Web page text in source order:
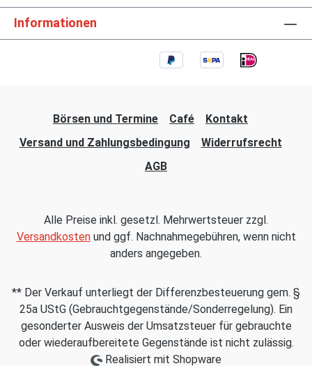
Informationen
Börsen und Termine Café
Kontakt
Versand und Zahlungsbedingung
Widerrufsrecht
AGB
Alle Preise inkl. gesetzl. Mehrwertsteuer zzgl.
Versandkostenund ggf. Nachnahmegebühren, wenn nicht
anders angegeben.
** Der Verkauf unterliegt der Differenzbesteuerung gem. §
25a UStG (Gebrauchtgegenstände/Sonderregelung). Ein
gesonderter Ausweis der Umsatzsteuer für gebrauchte
oder wiederaufbereitete Gegenstände ist nicht zulässig.
Realisiert mit Shopware